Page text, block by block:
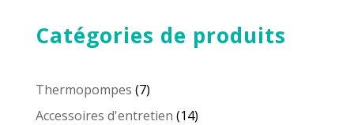
1
1/2''
40
Catégories de produits
Thermopompes 77
produits
Accessoires d'entretien 1414